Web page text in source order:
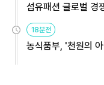
섬유패션 글로벌 경
18분전
농식품부, '천원의